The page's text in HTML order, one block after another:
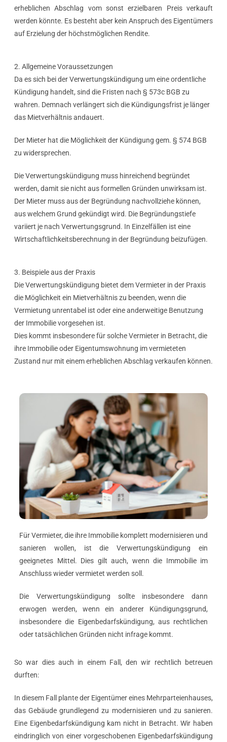
erheblichen Abschlag vom sonst erzielbaren Preis verkauft
werden könnte. Es besteht aber kein Anspruch des Eigentümers
auf Erzielung der höchstmöglichen Rendite.
2. Allgemeine Voraussetzungen
Da es sich bei der Verwertungskündigung um eine ordentliche
Kündigung handelt, sind die Fristen nach § 573c BGB zu
wahren. Demnach verlängert sich die Kündigungsfrist je länger
das Mietverhältnis andauert.
Der Mieter hat die Möglichkeit der Kündigung gem. § 574 BGB
zu widersprechen.
Die Verwertungskündigung muss hinreichend begründet
werden, damit sie nicht aus formellen Gründen unwirksam ist.
Der Mieter muss aus der Begründung nachvollziehe können,
aus welchem Grund gekündigt wird. Die Begründungstiefe
variiert je nach Verwertungsgrund. In Einzelfällen ist eine
Wirtschaftlichkeitsberechnung in der Begründung beizufügen.
3. Beispiele aus der Praxis
Die Verwertungskündigung bietet dem Vermieter in der Praxis
die Möglichkeit ein Mietverhältnis zu beenden, wenn die
Vermietung unrentabel ist oder eine anderweitige Benutzung
der Immobilie vorgesehen ist.
Dies kommt insbesondere für solche Vermieter in Betracht, die
ihre Immobilie oder Eigentumswohnung im vermieteten
Zustand nur mit einem erheblichen Abschlag verkaufen können.
Für Vermieter, die ihre Immobilie komplett modernisieren und
sanieren wollen, ist die Verwertungskündigung ein
geeignetes Mittel. Dies gilt auch, wenn die Immobilie im
Anschluss wieder vermietet werden soll.
Die Verwertungskündigung sollte insbesondere dann
erwogen werden, wenn ein anderer Kündigungsgrund,
insbesondere die Eigenbedarfskündigung, aus rechtlichen
oder tatsächlichen Gründen nicht infrage kommt.
So war dies auch in einem Fall, den wir rechtlich betreuen
durften:
In diesem Fall plante der Eigentümer eines Mehrparteienhauses,
das Gebäude grundlegend zu modernisieren und zu sanieren.
Eine Eigenbedarfskündigung kam nicht in Betracht. Wir haben
eindringlich von einer vorgeschobenen Eigenbedarfskündigung